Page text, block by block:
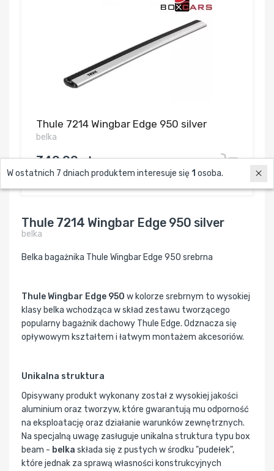
Thule 7214 Wingbar Edge 950 silver
belka
349,00 zł
272,22 zł / szt.
Thule 7214 Wingbar Edge 950 silver
belka
Belka bagażnika Thule Wingbar Edge 950 srebrna
Thule Wingbar Edge 950 w kolorze srebrnym to wysokiej
klasy belka wchodząca w skład zestawu tworzącego
popularny bagażnik dachowy Thule Edge. Odznacza się
opływowym kształtem i łatwym montażem akcesoriów.
Unikalna struktura
Opisywany produkt wykonany został z wysokiej jakości
aluminium oraz tworzyw, które gwarantują mu odporność
na eksploatację oraz działanie warunków zewnętrznych.
Na specjalną uwagę zasługuje unikalna struktura typu box
beam - belka składa się z pustych w środku "pudełek",
które jednak za sprawą własności konstrukcyjnych
W ostatnich 7 dniach produktem interesuje się 1 osoba.